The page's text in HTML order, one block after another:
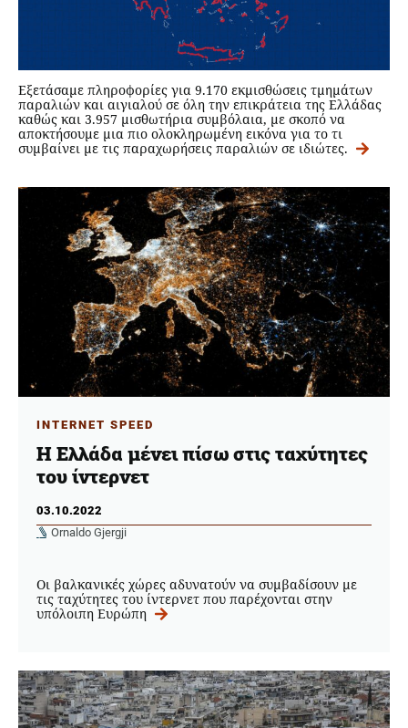
Εξετάσαμε πληροφορίες για 9.170 εκμισθώσεις τμημάτων
παραλιών και αιγιαλού σε όλη την επικράτεια της Ελλάδας
καθώς και 3.957 μισθωτήρια συμβόλαια, με σκοπό να
αποκτήσουμε μια πιο ολοκληρωμένη εικόνα για το τι
συμβαίνει με τις παραχωρήσεις παραλιών σε ιδιώτες.
INTERNET SPEED
Η Ελλάδα μένει πίσω στις ταχύτητες
του ίντερνετ
03.10.2022
Ornaldo Gjergji
Οι βαλκανικές χώρες αδυνατούν να συμβαδίσουν με
τις ταχύτητες του ίντερνετ που παρέχονται στην
υπόλοιπη Ευρώπη